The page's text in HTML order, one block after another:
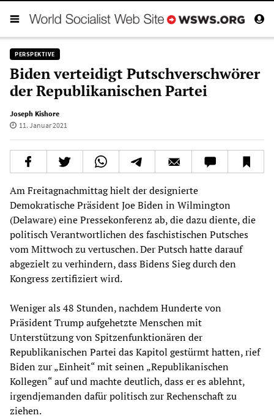
PERSPEKTIVE
Biden verteidigt Putschverschwörer
der Republikanischen Partei
Joseph Kishore
11. Januar 2021
Am Freitagnachmittag hielt der designierte
Demokratische Präsident Joe Biden in Wilmington
(Delaware) eine Pressekonferenz ab, die dazu diente, die
politisch Verantwortlichen des faschistischen Putsches
vom Mittwoch zu vertuschen. Der Putsch hatte darauf
abgezielt zu verhindern, dass Bidens Sieg durch den
Kongress zertifiziert wird.
Weniger als 48 Stunden, nachdem Hunderte von
Präsident Trump aufgehetzte Menschen mit
Unterstützung von Spitzenfunktionären der
Republikanischen Partei das Kapitol gestürmt hatten, rief
Biden zur „Einheit“ mit seinen „Republikanischen
Kollegen“ auf und machte deutlich, dass er es ablehnt,
irgendjemanden dafür politisch zur Rechenschaft zu
ziehen.